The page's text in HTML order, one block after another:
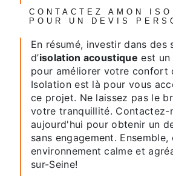
CONTACTEZ AMON ISOLATION
POUR UN DEVIS
En résumé, investir dans des solutions
d’isolation acoustique est un
pour améliorer votre confort
Isolation est là pour vous
ce projet. Ne laissez pas le
votre tranquillité. Contactez-
aujourd'hui pour obtenir un
sans engagement. Ensemble,
environnement calme et
sur-Seine!